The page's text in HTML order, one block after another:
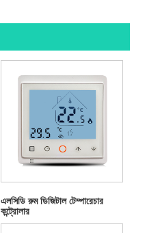
এলসিডি রুম ডিজিটাল টেম্পারেচার
কন্ট্রোলার